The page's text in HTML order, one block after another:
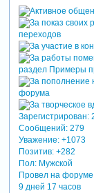
Зарегистрирован:
Сообщений:279
Уважение: +1073
Позитив: +282
Пол:Мужской
Провел на
9 дней 17 часов